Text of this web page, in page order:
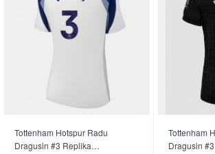
Tottenham Hotspur Radu
Dragusin #3 Replika
Tottenham
Dragusin